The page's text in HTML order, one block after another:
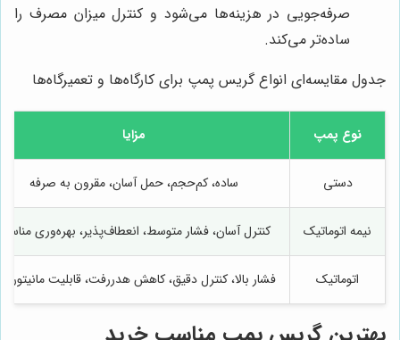
صرفه‌جویی در هزینه‌ها می‌شود و کنترل میزان مصرف را
ساده‌تر می‌کند.
جدول مقایسه‌ای انواع گریس پمپ برای کارگاه‌ها و تعمیرگاه‌ها
نوع پمپ مزایا
دستی ساده، کم‌حجم، حمل آسان، مقرون به صرفه
نیمه اتوماتیک کنترل آسان، فشار متوسط، انعطاف‌پذیر، بهره‌وری
اتوماتیک فشار بالا، کنترل دقیق، کاهش هدررفت، قابلیت